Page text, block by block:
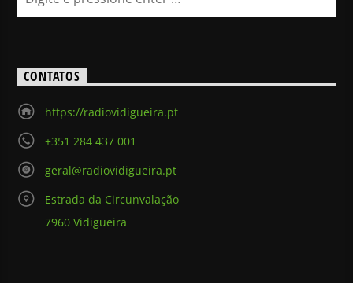
CONTATOS
https://radiovidigueira.pt
+351 284 437 001
geral@radiovidigueira.pt
Estrada da Circunvalação
7960 Vidigueira